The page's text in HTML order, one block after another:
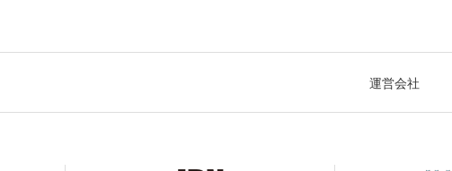
運営会社